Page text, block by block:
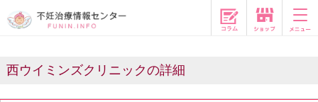
コラム
西ウイミンズクリニックの詳細